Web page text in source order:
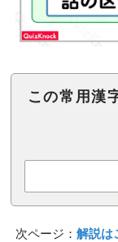
この常用漢
次ページ： 解説は